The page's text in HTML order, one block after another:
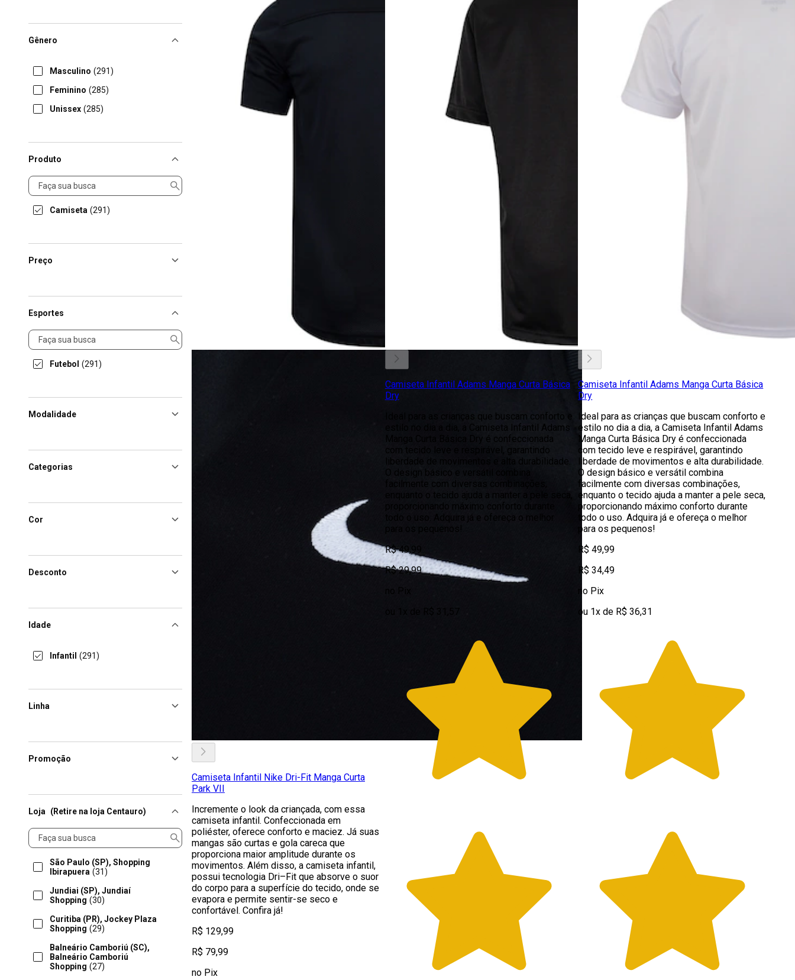
Gênero
Masculino (291)
Feminino (285)
Unissex (285)
Produto
Produto
Camiseta (291)
Preço
Esportes
Esportes
Futebol (291)
Modalidade
Categorias
Cor
Desconto
Idade
Infantil (291)
Linha
Promoção
Loja (Retire na loja Centauro)
Loja
São Paulo (SP), Shopping
Ibirapuera (31)
Jundiai (SP), Jundiaí
Shopping (30)
Curitiba (PR), Jockey Plaza
Shopping (29)
Balneário Camboriú (SC),
Balneário Camboriú
Shopping (27)
Camiseta Infantil Nike Dri-Fit Manga Curta
Park VII
Incremente o look da criançada, com essa
camiseta infantil. Confeccionada em
poliéster, oferece conforto e maciez. Já suas
mangas são curtas e gola careca que
proporciona maior amplitude durante os
movimentos. Além disso, a camiseta infantil,
possui tecnologia Dri–Fit que absorve o suor
do corpo para a superfície do tecido, onde se
evapora e permite sentir-se seco e
confortável. Confira já!
R$ 129,99
R$ 79,99
no Pix
Camiseta Infantil Adams Manga Curta Básica
Dry
Ideal para as crianças que buscam conforto e
estilo no dia a dia, a Camiseta Infantil Adams
Manga Curta Básica Dry é confeccionada
com tecido leve e respirável, garantindo
liberdade de movimentos e alta durabilidade.
O design básico e versátil combina
facilmente com diversas combinações,
enquanto o tecido ajuda a manter a pele seca,
proporcionando máximo conforto durante
todo o uso. Adquira já e ofereça o melhor
R$ 49,99
R$ 29,99
ou 1x de R$ 31,57
Camiseta Infantil Adams Manga Curta Básica
Dry
Ideal para as crianças que buscam conforto e
estilo no dia a dia, a Camiseta Infantil Adams
Manga Curta Básica Dry é confeccionada
com tecido leve e respirável, garantindo
liberdade de movimentos e alta durabilidade.
O design básico e versátil combina
facilmente com diversas combinações,
enquanto o tecido ajuda a manter a pele seca,
proporcionando máximo conforto durante
todo o uso. Adquira já e ofereça o melhor
para os pequenos!
R$ 49,99
R$ 34,49
no Pix
ou 1x de R$ 36,31